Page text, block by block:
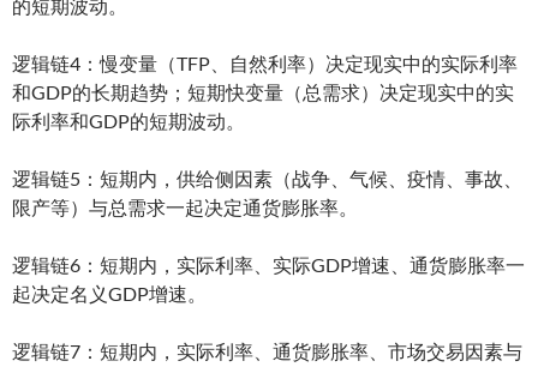
的短期波动。
逻辑链4：慢变量（TFP、自然利率）决定现实中的实际利率
和GDP的长期趋势；短期快变量（总需求）决定现实中的实
际利率和GDP的短期波动。
逻辑链5：短期内，供给侧因素（战争、气候、疫情、事故、
限产等）与总需求一起决定通货膨胀率。
逻辑链6：短期内，实际利率、实际GDP增速、通货膨胀率一
起决定名义GDP增速。
逻辑链7：短期内，实际利率、通货膨胀率、市场交易因素与